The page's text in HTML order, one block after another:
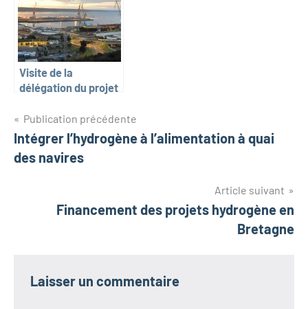
(Paris, 1er et 2 fév.)
Visite de la
délégation du projet
à Brest
Navigation
de
Publication précédente
Intégrer l’hydrogène à l’alimentation à quai
des navires
Article suivant
Financement des projets hydrogène en
Bretagne
Laisser un commentaire